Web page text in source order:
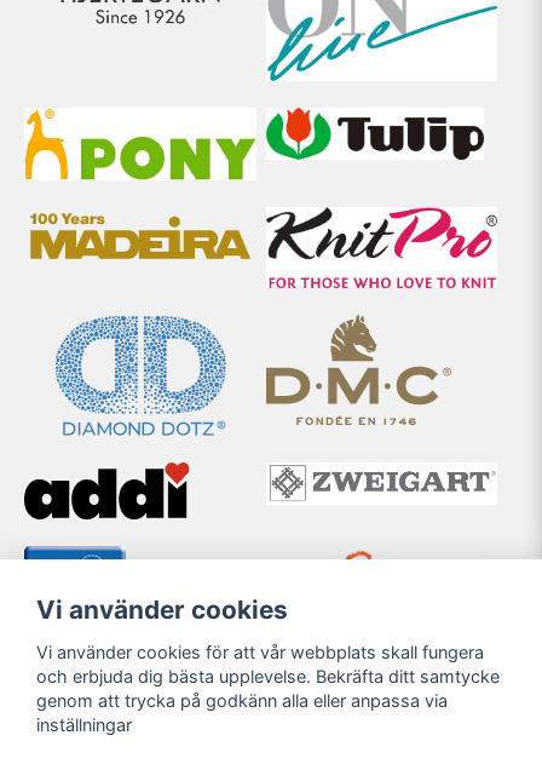
Vi använder cookies
Vi använder cookies för att vår webbplats skall fungera
och erbjuda dig bästa upplevelse. Bekräfta ditt samtycke
genom att trycka på godkänn alla eller anpassa via
inställningar